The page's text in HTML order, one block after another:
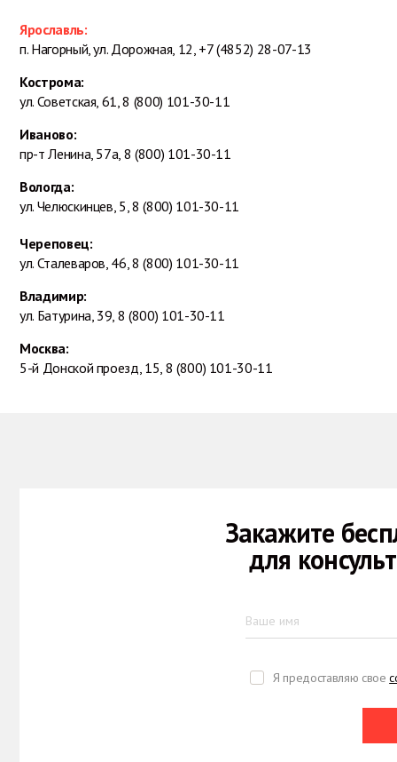
Ярославль:
п. Нагорный, ул. Дорожная, 12, +7 (4852) 28-07-13
Кострома:
ул. Советская, 61,8 (800) 101-30-11
Иваново:
пр-т Ленина, 57а, 8 (800) 101-30-11
Вологда:
ул. Челюскинцев, 5,8 (800) 101-30-11
Череповец:
ул. Сталеваров, 46,8 (800) 101-30-11
Владимир:
ул. Батурина, 39, 8 (800) 101-30-11
Москва:
5-й Донской проезд, 15, 8 (800) 101-30-11
Закажите
для
Я предоставляю свое